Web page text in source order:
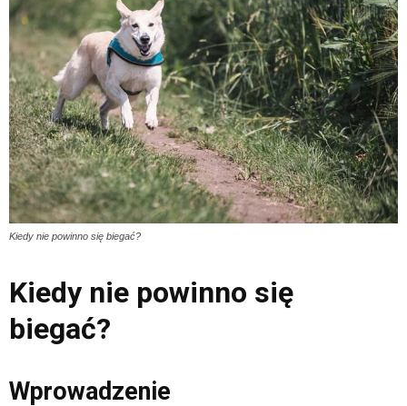
Kiedy nie powinno się biegać?
Kiedy nie powinno się
biegać?
Wprowadzenie